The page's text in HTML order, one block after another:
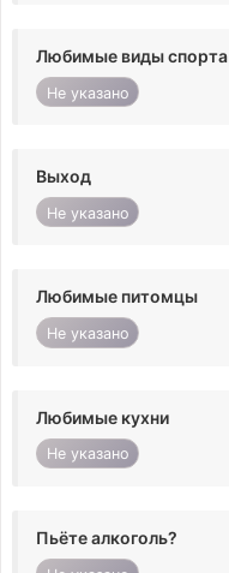
Любимые виды спорта
Не указано
Выход
Не указано
Любимые питомцы
Не указано
Любимые кухни
Не указано
Пьёте алкоголь?